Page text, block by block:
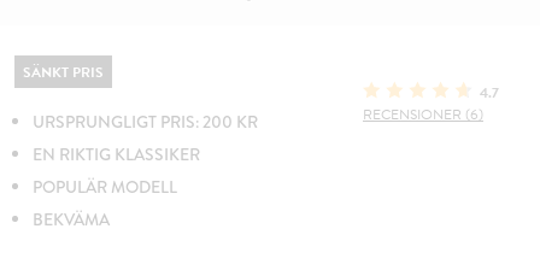
SÄNKT PRIS
URSPRUNGLIGT PRIS: 200 KR
EN RIKTIG KLASSIKER
POPULÄR MODELL
BEKVÄMA
4.7
RECENSIONER (6)